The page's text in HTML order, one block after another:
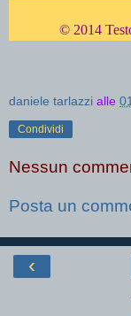
© 2014
daniele tarlazzi alle
Condividi
Nessun
Posta un
‹